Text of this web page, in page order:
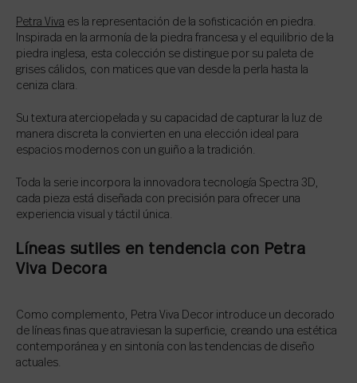
Petra Viva es la representación de la sofisticación en piedra.
Inspirada en la armonía de la piedra francesa y el equilibrio de la
piedra inglesa, esta colección se distingue por su paleta de
grises cálidos, con matices que van desde la perla hasta la
ceniza clara.
Su textura aterciopelada y su capacidad de capturar la luz de
manera discreta la convierten en una elección ideal para
espacios modernos con un guiño a la tradición.
Toda la serie incorpora la innovadora tecnología Spectra 3D,
cada pieza está diseñada con precisión para ofrecer una
experiencia visual y táctil única.
Líneas sutiles en tendencia con Petra
Viva Decora
Como complemento, Petra Viva Decor introduce un decorado
de líneas finas que atraviesan la superficie, creando una estética
contemporánea y en sintonía con las tendencias de diseño
actuales.